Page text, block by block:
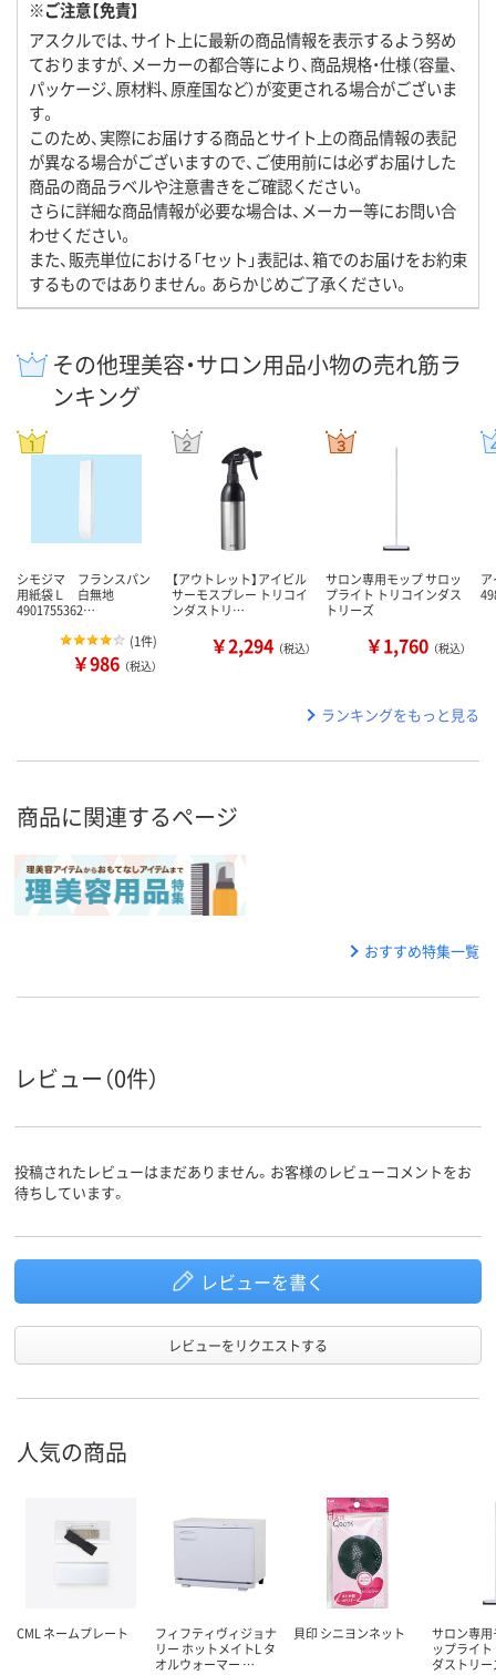
※ご注意【免責】
アスクルでは、サイト上に最新の商品情報を表示するよう努め
ておりますが、メーカーの都合等により、商品規格・仕様（容量、
パッケージ、原材料、原産国など）が変更される場合がございま
す。
このため、実際にお届けする商品とサイト上の商品情報の表記
が異なる場合がございますので、ご使用前には必ずお届けした
商品の商品ラベルや注意書きをご確認ください。
さらに詳細な商品情報が必要な場合は、メーカー等にお問い合
わせください。
また、販売単位における「セット」表記は、箱でのお届けをお約束
するものではありません。あらかじめご了承ください。
その他理美容・サロン用品小物の売れ筋ラ
ンキング
シモジマ フランスパン
用紙袋Ｌ 白無地
4901755362…
(1件)
￥986 （税込）
【アウトレット】アイビル
サーモスプレー トリコイ
ンダストリ…
￥2,294 （税込）
サロン専用モップ サロッ
プライト トリコインダス
トリーズ
￥1,760 （税込）
ランキングをもっと見る
商品に関連するページ
おすすめ特集一覧
レビュー（0件）
投稿されたレビューはまだありません。お客様のレビューコメントをお
待ちしています。
レビューを書く
レビューをリクエストする
人気の商品
CML ネームプレート
フィフティヴィジョナ
リー ホットメイトL タ
オルウォーマー …
貝印 シニヨンネット
サロン専
ップライ
ダストリー